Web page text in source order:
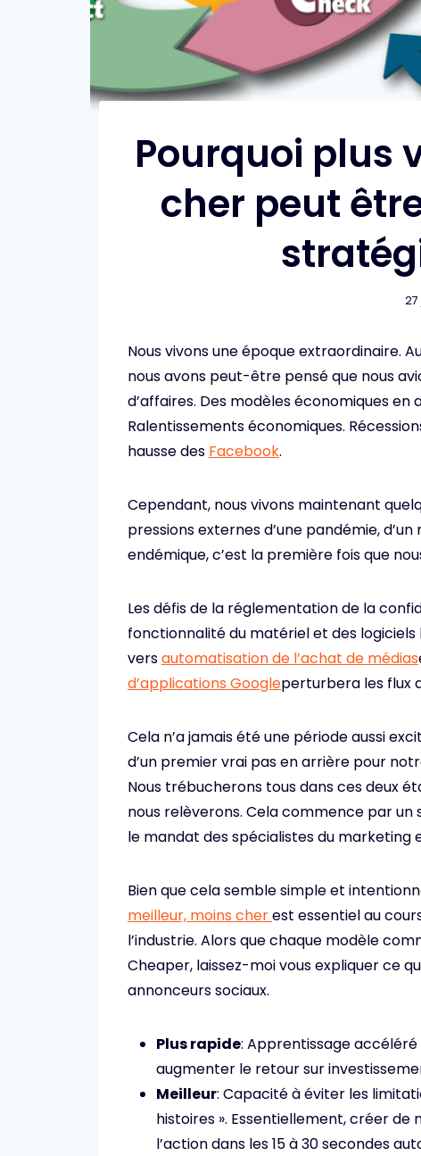
Pourquoi plus
cher peut
Nous vivons une époque extraordinaire.
nous avons peut-être pensé que nous
d’affaires. Des modèles économiques
Ralentissements économiques.
hausse des Facebook.
Cependant, nous vivons maintenant
pressions externes d’une pandémie,
endémique, c’est la première fois que
Les défis de la réglementation de la
fonctionnalité du matériel et des
versautomatisation de l’achat de médias
d’applications Googleperturbera les flux
Cela n’a jamais été une période aussi
d’un premier vrai pas en arrière pour
Nous trébucherons tous dans ces deux
nous relèverons. Cela commence par un
le mandat des spécialistes du
Bien que cela semble simple et
meilleur, moins cherest essentiel au
l’industrie. Alors que chaque modèle
Cheaper, laissez-moi vous expliquer ce
annonceurs sociaux.
Plus rapide: Apprentissage
augmenter le retour sur
Meilleur: Capacité à éviter les
histoires ». Essentiellement, créer
l’action dans les 15 à 30 secondes